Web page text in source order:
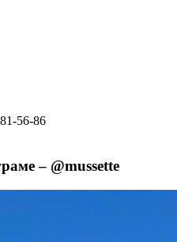
56-86
– @mussette